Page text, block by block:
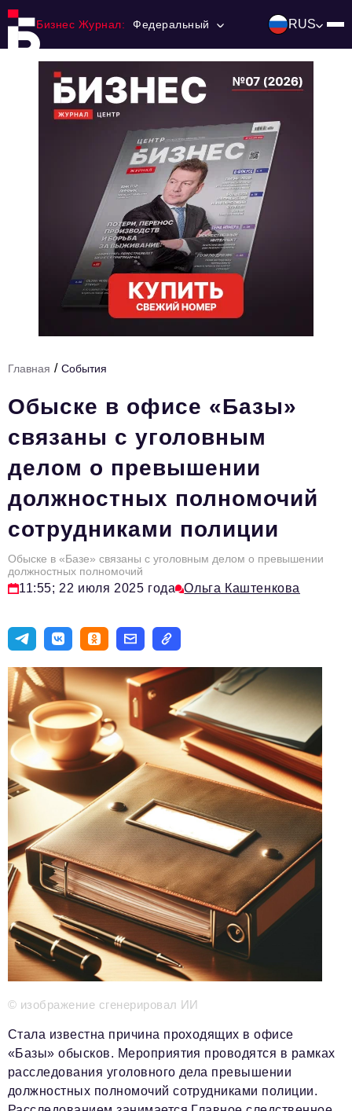
Бизнес Журнал: Федеральный RUS
Ниши и рынки
Технологии и тренды
HR
Персона номера
Юридический практикум
Стиль жизни
Туризм
Импортозамещение
ОПК
Авторские материалы
Видео
Телефон редакции: +7 495 727-01-67
Электронные почты редакции:
Информационный отдел
info@business-magazine.online
Отдел рекламы
reklama@business-magazine.online
Отдел распространения/редакционная подписка
podpiska@business-magazine.online
Отдел по работе с партнерами
partner@business-magazine.online
Главная / События
Обыске в офисе «Базы»
связаны с уголовным
делом о превышении
должностных полномочий
сотрудниками полиции
Обыске в «Базе» связаны с уголовным делом о превышении
должностных полномочий
11:55; 22 июля 2025 года Ольга Каштенкова
© изображение сгенерировал ИИ
Стала известна причина проходящих в офисе
«Базы» обысков. Мероприятия проводятся в рамках
расследования уголовного дела превышении
должностных полномочий сотрудниками полиции.